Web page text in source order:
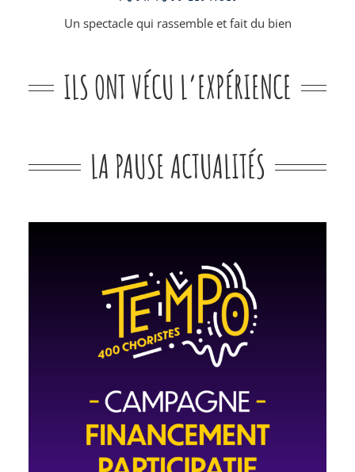
Un spectacle qui rassemble et fait du bien
ILS ONT VÉCU L’EXPÉRIENCE
LA PAUSE ACTUALITÉS